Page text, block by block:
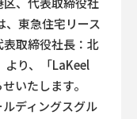
、東急住宅リース
取締役社長：北
より、「LaKeel
いたします。
ディングスグル